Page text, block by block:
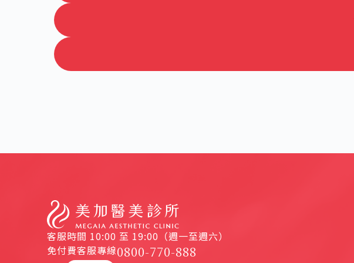
客服時間 10:00 至 19:00（週一至週六）
免付費客服專線0800-770-888